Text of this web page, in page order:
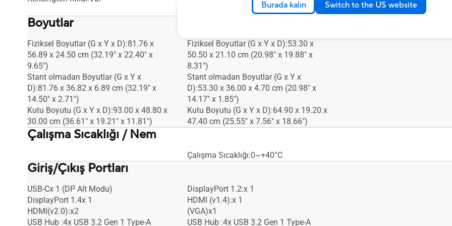
Burada kalın Switch to the US website
Kensington Kilidi:Var
Boyutlar
Fiziksel Boyutlar (G x Y x D):81.76 x
56.89 x 24.50 cm (32.19" x 22.40" x
9.65")
Stant olmadan Boyutlar (G x Y x
D):81.76 x 36.82 x 6.89 cm (32.19" x
14.50" x 2.71")
Kutu Boyutu (G x Y x D):93.00 x 48.80 x
30.00 cm (36.61" x 19.21" x 11.81")
Fiziksel Boyutlar (G x Y x D):53.30 x
50.50 x 21.10 cm (20.98" x 19.88" x
8.31")
Stant olmadan Boyutlar (G x Y x
D):53.30 x 36.00 x 4.70 cm (20.98" x
14.17" x 1.85")
Kutu Boyutu (G x Y x D):64.90 x 19.20 x
47.40 cm (25.55" x 7.56" x 18.66")
Çalışma Sıcaklığı / Nem
Çalışma Sıcaklığı:0~+40°C
Giriş/Çıkış Portları
USB-Cx 1 (DP Alt Modu)
DisplayPort 1.4x 1
HDMI(v2.0):x2
USB Hub :4x USB 3.2 Gen 1 Type-A
DisplayPort 1.2:x 1
HDMI (v1.4):x 1
(VGA)x1
USB Hub :4x USB 3.2 Gen 1 Type-A